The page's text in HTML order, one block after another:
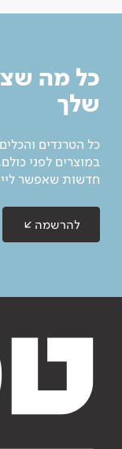
כל מה
שלך
כל הטרנדים
במוצרים לפני
חדשות שאפשר
להרשמה